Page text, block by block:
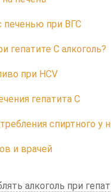
печенью при ВГС
гепатите С алкоголь?
при HCV
гепатита С
спиртного у
и врачей
алкоголь при